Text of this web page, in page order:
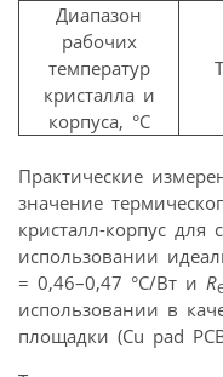
Диапазон
рабочих
температур
кристалла и
корпуса, °C
T
Практические
значение
кристалл-корпус для
использовании
= 0,46–0,47 °C/Вт и R
использовании в
площадки (Cu pad